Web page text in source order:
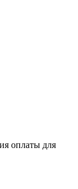
оплаты для